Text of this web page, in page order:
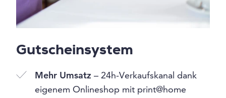
Gutscheinsystem
Mehr Umsatz – 24h-Verkaufskanal dank
eigenem Onlineshop mit print@home